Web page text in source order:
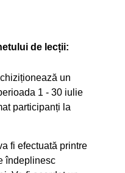
de lecții:
un
1 - 30 iulie
participanți la
fi efectuată printre
îndeplinesc